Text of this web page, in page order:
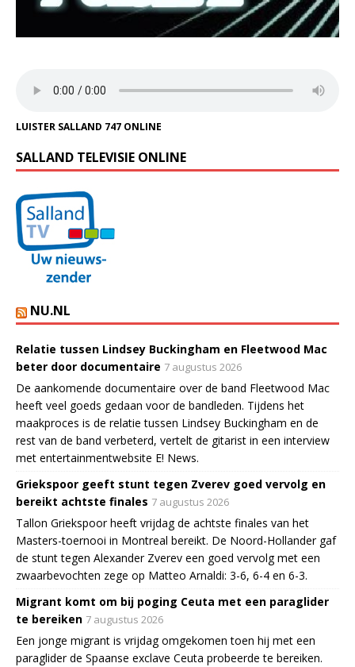
LUISTER SALLAND 747 ONLINE
SALLAND TELEVISIE ONLINE
NU.NL
Relatie tussen Lindsey Buckingham en Fleetwood Mac
beter door documentaire 7 augustus 2026
De aankomende documentaire over de band Fleetwood Mac
heeft veel goeds gedaan voor de bandleden. Tijdens het
maakproces is de relatie tussen Lindsey Buckingham en de
rest van de band verbeterd, vertelt de gitarist in een interview
met entertainmentwebsite E! News.
Griekspoor geeft stunt tegen Zverev goed vervolg en
bereikt achtste finales 7 augustus 2026
Tallon Griekspoor heeft vrijdag de achtste finales van het
Masters-toernooi in Montreal bereikt. De Noord-Hollander gaf
de stunt tegen Alexander Zverev een goed vervolg met een
zwaarbevochten zege op Matteo Arnaldi: 3-6, 6-4 en 6-3.
Migrant komt om bij poging Ceuta met een paraglider
te bereiken 7 augustus 2026
Een jonge migrant is vrijdag omgekomen toen hij met een
paraglider de Spaanse exclave Ceuta probeerde te bereiken.